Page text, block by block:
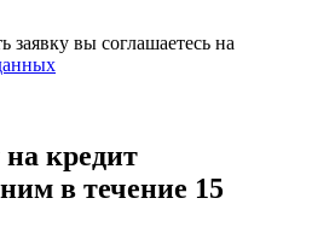
вы соглашаетесь на
на кредит
в течение 15